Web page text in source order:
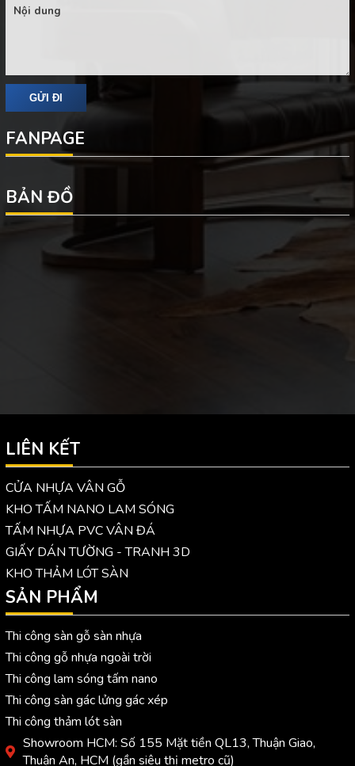
FANPAGE
BẢN ĐỒ
LIÊN KẾT
CỬA NHỰA VÂN GỖ
KHO TẤM NANO LAM SÓNG
TẤM NHỰA PVC VÂN ĐÁ
GIẤY DÁN TƯỜNG - TRANH 3D
KHO THẢM LÓT SÀN
SẢN PHẨM
Thi công sàn gỗ sàn nhựa
Thi công gỗ nhựa ngoài trời
Thi công lam sóng tấm nano
Thi công sàn gác lửng gác xép
Thi công thảm lót sàn
Showroom HCM: Số 155 Mặt tiền QL13, Thuận Giao,
Thuận An, HCM (gần siêu thị metro cũ)